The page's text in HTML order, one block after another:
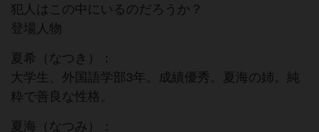
犯人はこの中にいるのだろうか？
登場人物
夏希（なつき）：
大学生、外国語学部3年。成績優秀。夏海の姉。純
粋で善良な性格。
夏海（なつみ）：